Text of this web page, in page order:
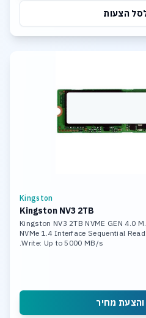
הצעות
Kingston
Kingston NV3 2TB
Kingston NV3 2TB NVME GEN 4.0
NVMe 1.4 Interface Sequential
Write: Up to 5000 MB/s.
מחיר